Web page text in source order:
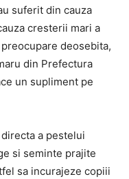
suferit din cauza
cresterii mari a
deosebita,
din Prefectura
un supliment pe
a pestelui
si seminte prajite
sa incurajeze copiii